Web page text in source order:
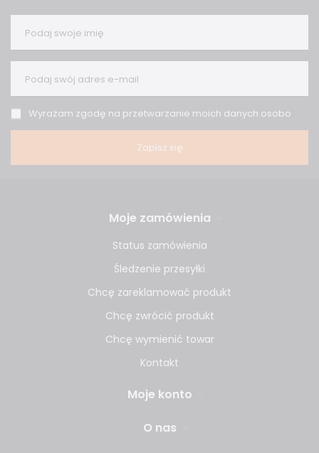
Podaj swoje imię
Podaj swój adres e-mail
Wyrażam zgodę na przetwarzanie moich danych osobowych (adres e-mail) na potrzeby wysyłki newslettera z informacją handlową (marketing). Więcej w
Zapisz się
Moje zamówienia
Status zamówienia
Śledzenie przesyłki
Chcę zareklamować produkt
Chcę zwrócić produkt
Chcę wymienić towar
Kontakt
Moje konto
O nas